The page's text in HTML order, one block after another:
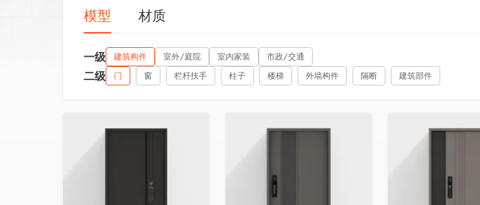
模型 材质
一级 建筑构件 室外/庭院 室内家装 市政/交通
二级 门 窗 栏杆扶手 柱子 楼梯 外墙构件 隔断 建筑部件
收藏 收藏 收藏